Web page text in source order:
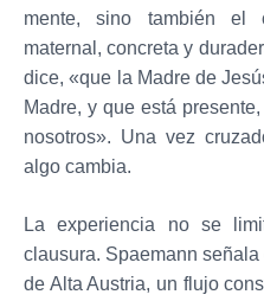
mente, sino también el
maternal, concreta y
dice, «que la Madre de
Madre, y que está
nosotros». Una vez
algo cambia.
La experiencia no se
clausura. Spaemann
de Alta Austria, un flujo